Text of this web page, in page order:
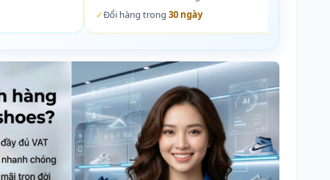
✓Đổi hàng trong 30 ngày